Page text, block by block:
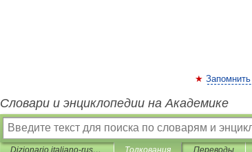
Запомнить
Словари и энциклопедии на Академике
Dizionario italiano-russo Automobile Толкования Переводы